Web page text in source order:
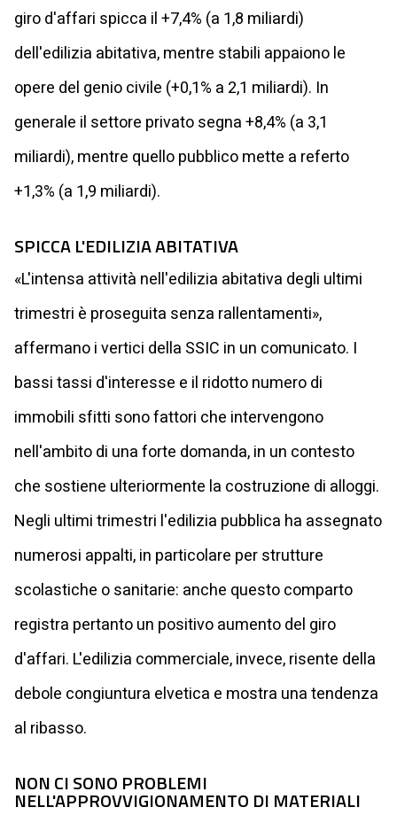
giro d'affari spicca il +7,4% (a 1,8 miliardi)
dell'edilizia abitativa, mentre stabili appaiono le
opere del genio civile (+0,1% a 2,1 miliardi). In
generale il settore privato segna +8,4% (a 3,1
miliardi), mentre quello pubblico mette a referto
+1,3% (a 1,9 miliardi).
SPICCA L'EDILIZIA ABITATIVA
«L'intensa attività nell'edilizia abitativa degli ultimi
trimestri è proseguita senza rallentamenti»,
affermano i vertici della SSIC in un comunicato. I
bassi tassi d'interesse e il ridotto numero di
immobili sfitti sono fattori che intervengono
nell'ambito di una forte domanda, in un contesto
che sostiene ulteriormente la costruzione di alloggi.
Negli ultimi trimestri l'edilizia pubblica ha assegnato
numerosi appalti, in particolare per strutture
scolastiche o sanitarie: anche questo comparto
registra pertanto un positivo aumento del giro
d'affari. L'edilizia commerciale, invece, risente della
debole congiuntura elvetica e mostra una tendenza
al ribasso.
NON CI SONO PROBLEMI
NELL'APPROVVIGIONAMENTO DI MATERIALI